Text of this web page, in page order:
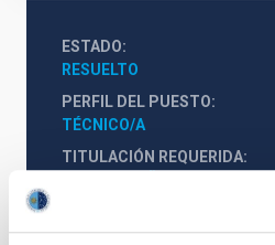
ESTADO
RESUELTO
PERFIL DEL PUESTO
TÉCNICO/A
TITULACIÓN REQUERIDA